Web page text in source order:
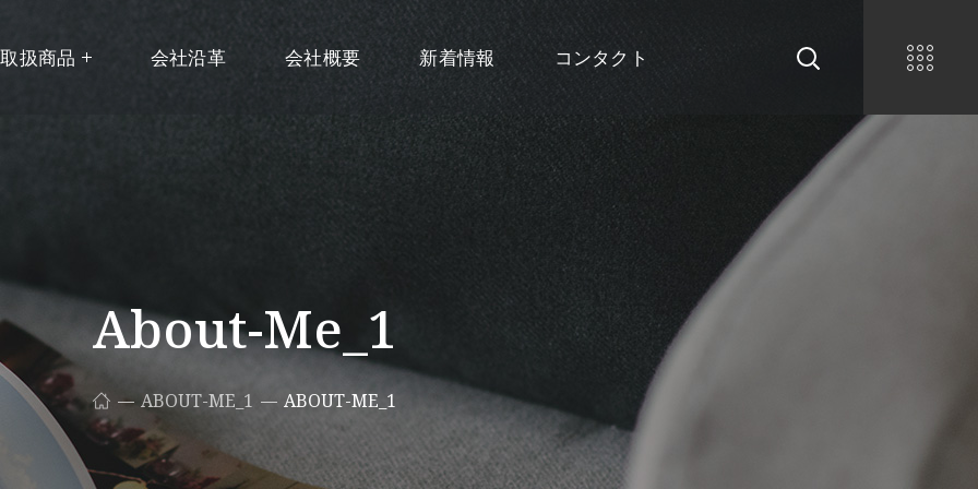
取扱商品 会社沿革 会社概要 新着情報 コンタクト
About-Me_1
ABOUT-ME_1 ABOUT-ME_1